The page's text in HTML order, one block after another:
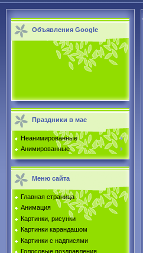
Объявления Google
Праздники в мае
Неанимированные
Анимированные
Меню сайта
Главная страница
Анимация
Картинки, рисунки
Картинки карандашом
Картинки с надписями
Голосовые поздравления